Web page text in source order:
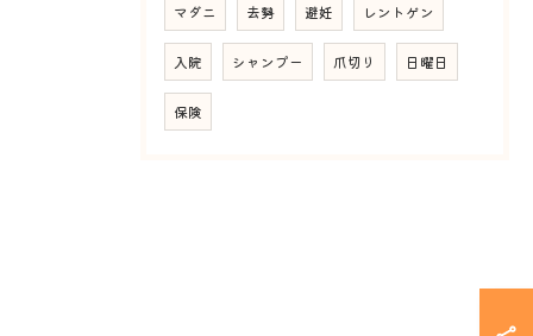
マダニ 去勢 避妊 レントゲン
入院 シャンプー 爪切り 日曜日
保険